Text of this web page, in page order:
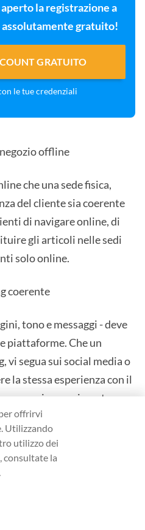
la registrazione a
gratuito!
GRATUITO
le tue credenziali
offline
che una sede fisica,
del cliente sia coerente
di navigare online, di
gli articoli nelle sedi
solo online.
coerente
tono e messaggi - deve
piattaforme. Che un
vi segua sui social media o
la stessa esperienza con il
crea riconoscimento e
costanza e
il vostro pubblico.
offrirvi
Utilizzando
utilizzo dei
consultate la
.